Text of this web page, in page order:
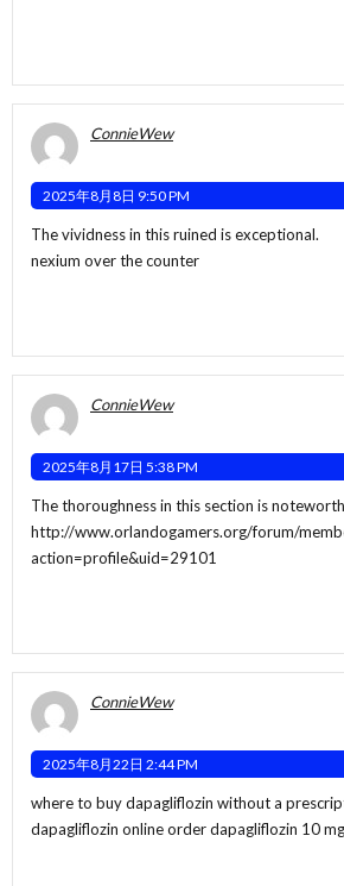
ConnieWew
2025年8月8日 9:50 PM
The vividness in this ruined is exceptional.
nexium over the counter
ConnieWew
2025年8月17日 5:38 PM
The thoroughness in this section is
http://www.orlandogamers.org/forum/
action=profile&uid=29101
ConnieWew
2025年8月22日 2:44 PM
where to buy dapagliflozin without a
dapagliflozin onlineorder dapagliflozin 10